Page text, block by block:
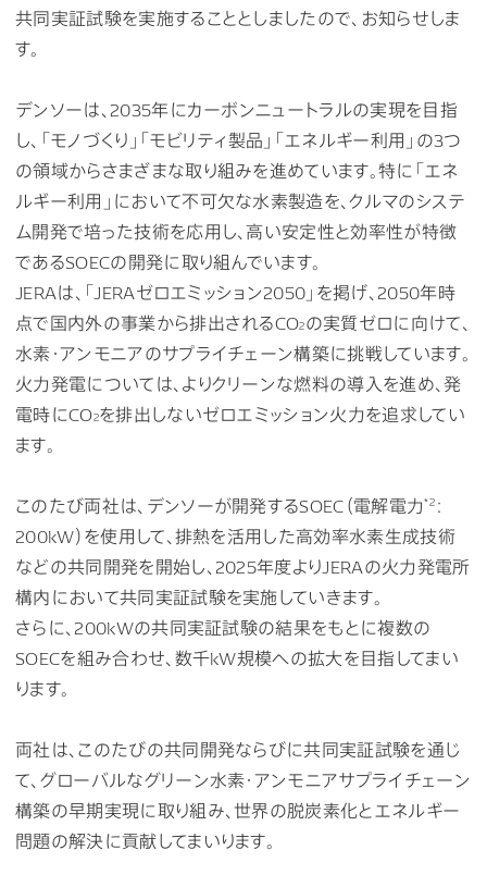
共同実証試験を実施することとしましたので、お知らせしま
す。
デンソーは、2035年にカーボンニュートラルの実現を目指
し、「モノづくり」「モビリティ製品」「エネルギー利用」の3つ
の領域からさまざまな取り組みを進めています。特に「エネ
ルギー利用」において不可欠な水素製造を、クルマのシステ
ム開発で培った技術を応用し、高い安定性と効率性が特徴
であるSOECの開発に取り組んでいます。
JERAは、「JERAゼロエミッション2050」を掲げ、2050年時
点で国内外の事業から排出されるCO2の実質ゼロに向けて、
水素・アンモニアのサプライチェーン構築に挑戦しています。
火力発電については、よりクリーンな燃料の導入を進め、発
電時にCO2を排出しないゼロエミッション火力を追求してい
ます。
このたび両社は、デンソーが開発するSOEC（電解電力*2：
200kW）を使用して、排熱を活用した高効率水素生成技術
などの共同開発を開始し、2025年度よりJERAの火力発電所
構内において共同実証試験を実施していきます。
さらに、200kWの共同実証試験の結果をもとに複数の
SOECを組み合わせ、数千kW規模への拡大を目指してまい
ります。
両社は、このたびの共同開発ならびに共同実証試験を通じ
て、グローバルなグリーン水素・アンモニアサプライチェーン
構築の早期実現に取り組み、世界の脱炭素化とエネルギー
問題の解決に貢献してまいります。